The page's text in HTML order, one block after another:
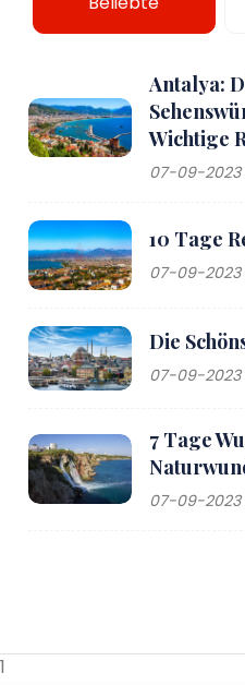
Antalya:
Wichtige
07-09-2023
10 Tage
07-09-2023
Die
07-09-2023
7 Tage
07-09-2023
1